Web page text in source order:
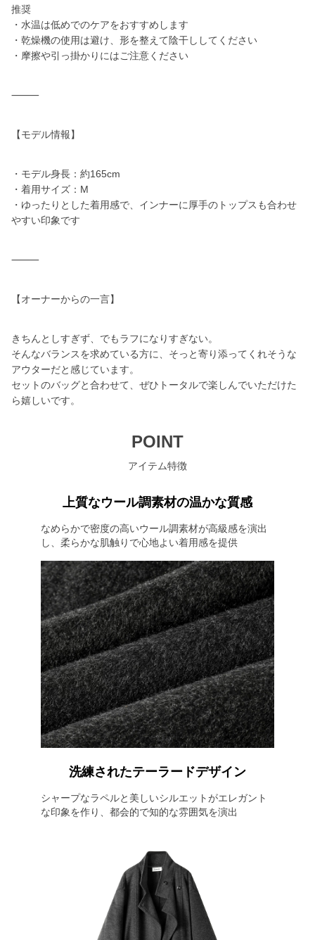
推奨
・水温は低めでのケアをおすすめします
・乾燥機の使用は避け、形を整えて陰干ししてください
・摩擦や引っ掛かりにはご注意ください
⸻
【モデル情報】
・モデル身長：約165cm
・着用サイズ：M
・ゆったりとした着用感で、インナーに厚手のトップスも合わせ
やすい印象です
⸻
【オーナーからの一言】
きちんとしすぎず、でもラフになりすぎない。
そんなバランスを求めている方に、そっと寄り添ってくれそうな
アウターだと感じています。
セットのバッグと合わせて、ぜひトータルで楽しんでいただけた
ら嬉しいです。
POINT
アイテム特徴
上質なウール調素材の温かな質感
なめらかで密度の高いウール調素材が高級感を演出
し、柔らかな肌触りで心地よい着用感を提供
洗練されたテーラードデザイン
シャープなラペルと美しいシルエットがエレガント
な印象を作り、都会的で知的な雰囲気を演出